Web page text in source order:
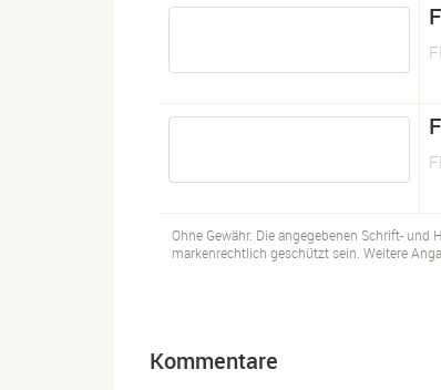
Ohne Gewähr. Die angegebenen Schrift-
markenrechtlich geschützt sein. Weitere
Kommentare